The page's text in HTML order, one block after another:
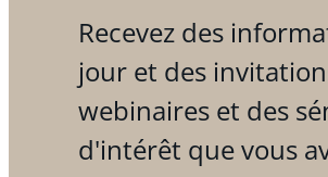
Recevez des
jour et des
webinaires et des
d'intérêt que vous